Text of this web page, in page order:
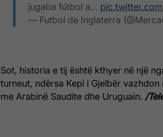
jugaba fútbol a…
— Futbol de Inglaterra
Sot, historia e tij është kthyer në një
turneut, ndërsa Kepi i Gjelbër
me Arabinë Saudite dhe Uruguain. /